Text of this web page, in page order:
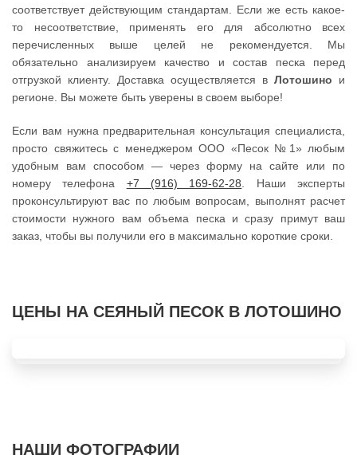
соответствует действующим стандартам. Если же есть какое-
то несоответствие, применять его для абсолютно всех
перечисленных выше целей не рекомендуется. Мы
обязательно анализируем качество и состав песка перед
отгрузкой клиенту. Доставка осуществляется в Лотошино и
регионе. Вы можете быть уверены в своем выборе!
Если вам нужна предварительная консультация специалиста,
просто свяжитесь с менеджером ООО «Песок №1» любым
удобным вам способом — через форму на сайте или по
номеру телефона +7 (916) 169-62-28 . Наши эксперты
проконсультируют вас по любым вопросам, выполнят расчет
стоимости нужного вам объема песка и сразу примут ваш
заказ, чтобы вы получили его в максимально короткие сроки.
ЦЕНЫ НА СЕЯНЫЙ ПЕСОК В ЛОТОШИНО
НАШИ ФОТОГРАФИИ